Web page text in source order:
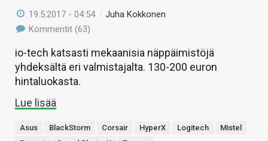
19.5.2017 - 04:54 /Juha Kokkonen
Kommentit (63)
io-tech katsasti mekaanisia näppäimistöjä
yhdeksältä eri valmistajalta. 130-200 euron
hintaluokasta.
Lue lisää
Asus BlackStorm Corsair HyperX Logitech
Mistel